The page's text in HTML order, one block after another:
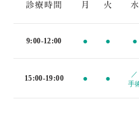
診療時間 月 火 水
9:00-12:00 ● ● ●
15:00-19:00 ● ●
／
手